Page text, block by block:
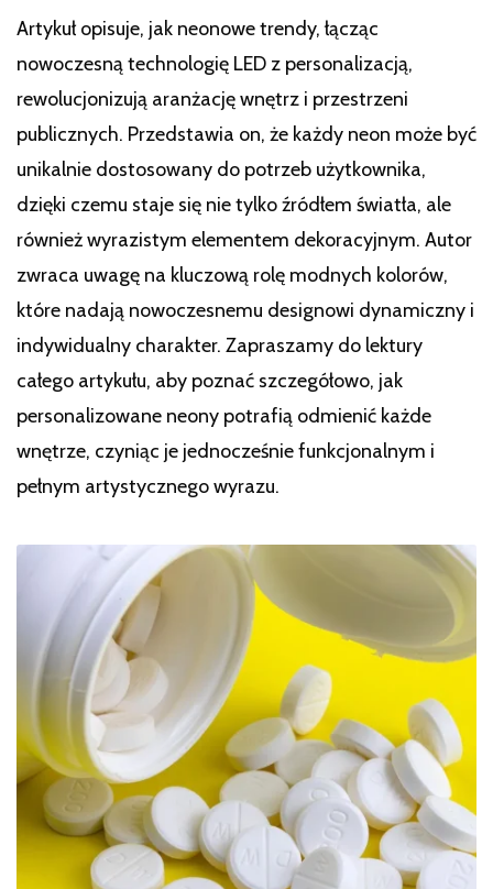
Artykuł opisuje, jak neonowe trendy, łącząc
nowoczesną technologię LED z personalizacją,
rewolucjonizują aranżację wnętrz i przestrzeni
publicznych. Przedstawia on, że każdy neon może być
unikalnie dostosowany do potrzeb użytkownika,
dzięki czemu staje się nie tylko źródłem światła, ale
również wyrazistym elementem dekoracyjnym. Autor
zwraca uwagę na kluczową rolę modnych kolorów,
które nadają nowoczesnemu designowi dynamiczny i
indywidualny charakter. Zapraszamy do lektury
całego artykułu, aby poznać szczegółowo, jak
personalizowane neony potrafią odmienić każde
wnętrze, czyniąc je jednocześnie funkcjonalnym i
pełnym artystycznego wyrazu.